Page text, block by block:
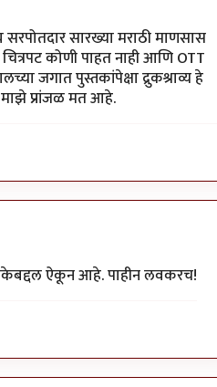
सारख्या मराठी माणसास
कोणी पाहत नाही आणि OTT
जगात पुस्तकांपेक्षा द्रुकश्राव्य हे
प्रांजळ मत आहे.
ऐकून आहे. पाहीन लवकरच!